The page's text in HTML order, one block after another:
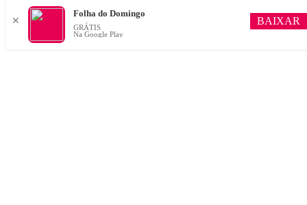
✕
Folha do Domingo
GRÁTIS
Na Google Play
BAIXAR